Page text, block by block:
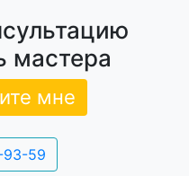
мастера
мне
93-59